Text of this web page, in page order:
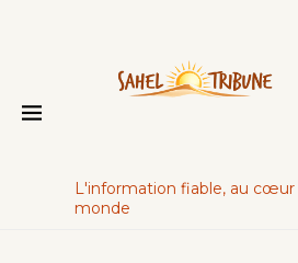
L'information fiable, au cœur
monde